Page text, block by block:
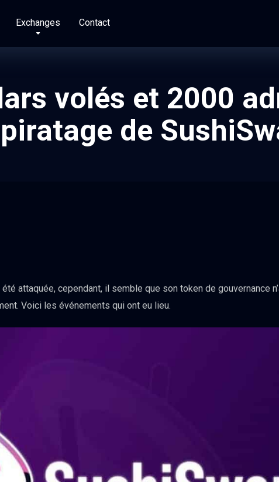
Exchanges Contact
volés et 2000
de
attaquée, cependant, il semble que son token de gouvernance
Voici les événements qui ont eu lieu.